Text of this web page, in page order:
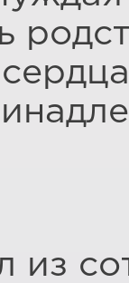
из